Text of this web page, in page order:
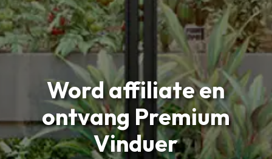
Word affiliate en
ontvang Premium
Vinduer